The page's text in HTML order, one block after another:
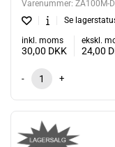
Varenummer: ZA100M-D
Se
inkl. moms
30,00 DKK
ekskl.
24,00
- +